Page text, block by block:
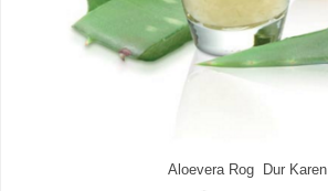
Aloevera Rog Dur Karen